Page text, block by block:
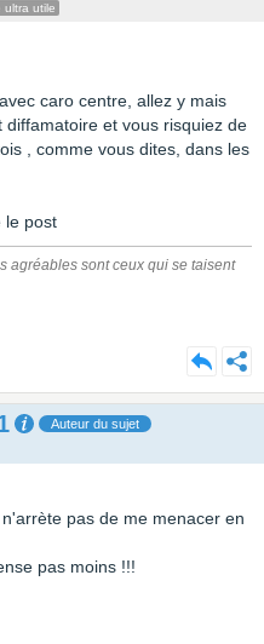
ultra utile
caro centre, allez y mais
et vous risquiez de
, comme vous dites, dans les
le post
agréables sont ceux qui se taisent
Auteur du sujet
pas de me menacer en
pas moins !!!